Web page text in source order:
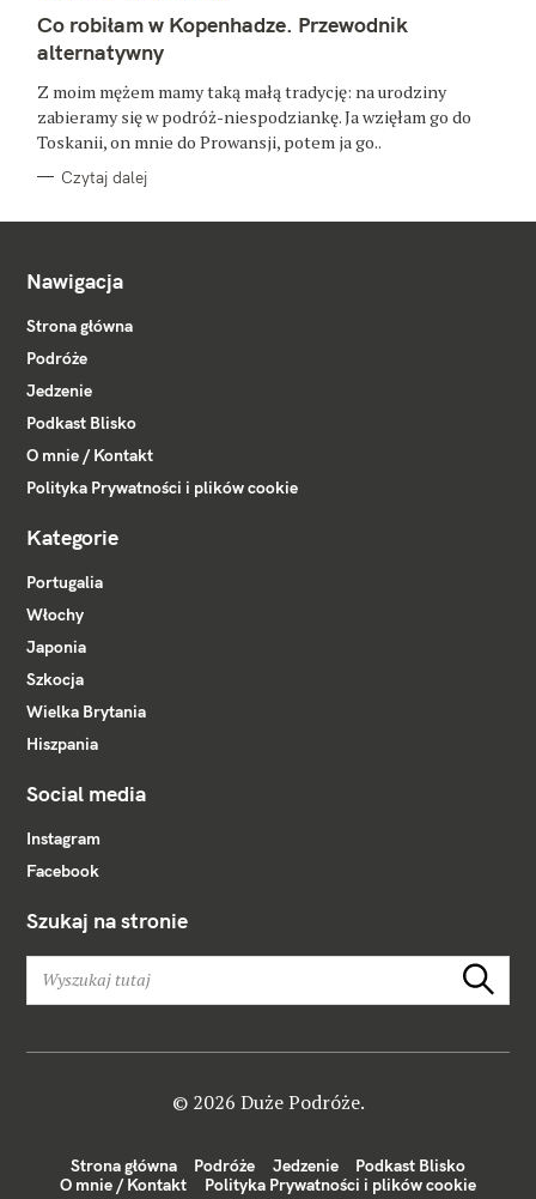
T
E
G
O
I
E
Co robiłam w Kopenhadze. Przewodnik
alternatywny
Z moim mężem mamy taką małą tradycję: na urodziny
zabieramy się w podróż-niespodziankę. Ja wzięłam go do
Toskanii, on mnie do Prowansji, potem ja go..
Czytaj dalej
Nawigacja
Strona główna
Podróże
Jedzenie
Podkast Blisko
O mnie / Kontakt
Polityka Prywatności i plików cookie
Kategorie
Portugalia
Włochy
Japonia
Szkocja
Wielka Brytania
Hiszpania
Social media
Instagram
Facebook
Szukaj na stronie
Szukaj
Strona główna Podróże Jedzenie
Podkast Blisko
O mnie / Kontakt
Polityka Prywatności i plików cookie
© 2026 Duże Podróże.